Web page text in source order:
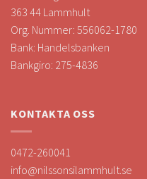
363 44 Lammhult
Org. Nummer: 556062-1780
Bank: Handelsbanken
Bankgiro: 275-4836
KONTAKTA OSS
0472-260041
info@nilssonsilammhult.se